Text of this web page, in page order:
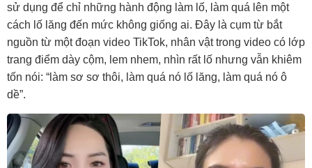
sử dụng để chỉ những hành động làm lố, làm quá lên một
cách lố lăng đến mức không giống ai. Đây là cụm từ bắt
nguồn từ một đoạn video TikTok, nhân vật trong video có lớp
trang điểm dày cộm, lem nhem, nhìn rất lố nhưng vẫn khiêm
tốn nói: “làm sơ sơ thôi, làm quá nó lố lăng, làm quá nó ô
dề”.